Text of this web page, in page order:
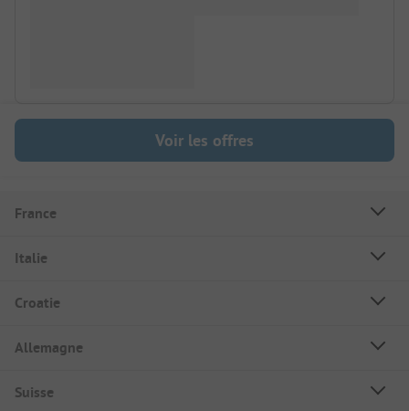
Voir les offres
France
Italie
Croatie
Allemagne
Suisse